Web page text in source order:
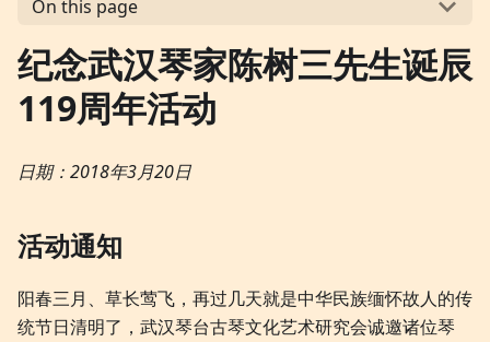
On this page
纪念武汉琴家陈树三先生诞辰
119周年活动
日期：2018年3月20日
活动通知
阳春三月、草长莺飞，再过几天就是中华民族缅怀故人的传
统节日清明了，武汉琴台古琴文化艺术研究会诚邀诸位琴